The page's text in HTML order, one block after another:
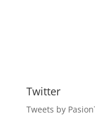
Twitter
Tweets by